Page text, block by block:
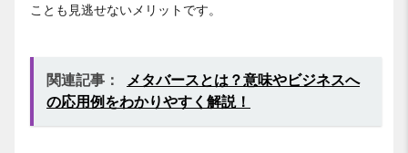
ことも見逃せないメリットです。
関連記事：
メタバースとは？意味やビジネスへ
の応用例をわかりやすく解説！